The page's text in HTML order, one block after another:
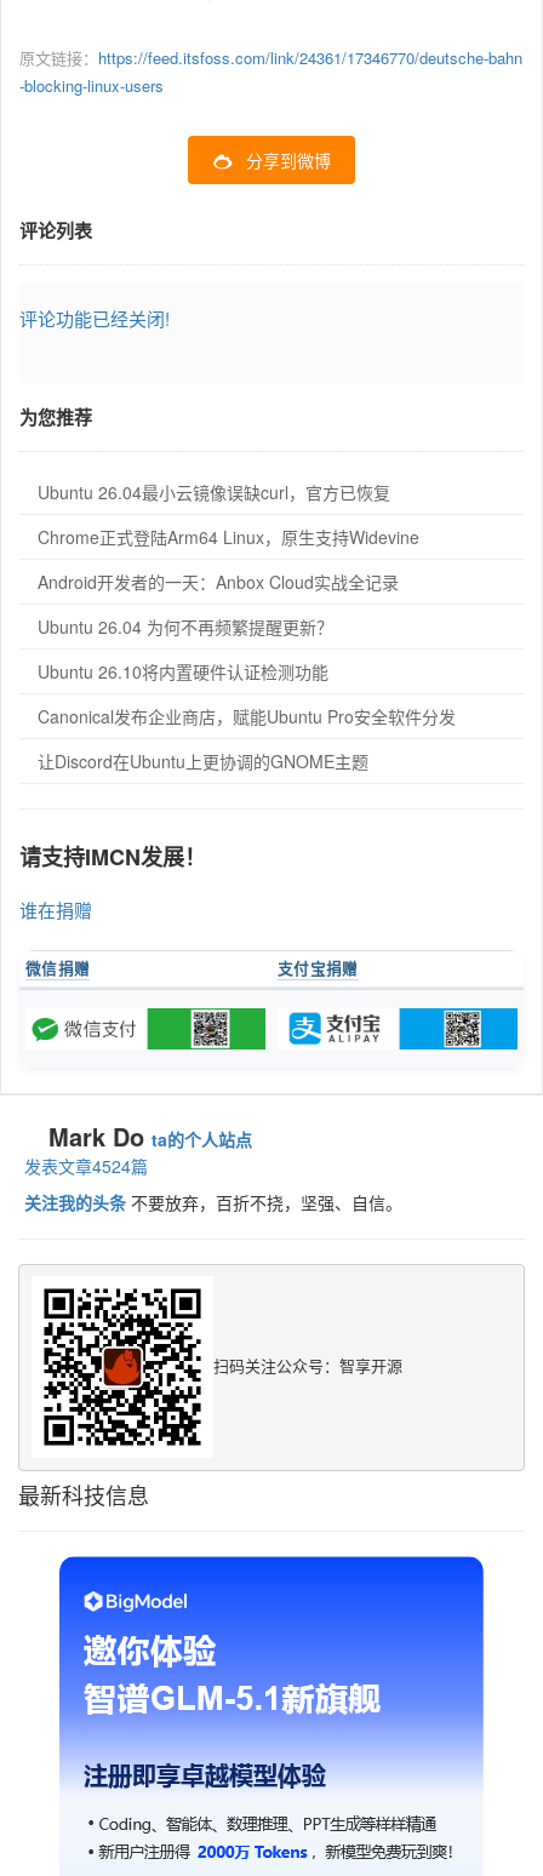
原文链接： https://feed.itsfoss.com/link/24361/17346770/deutsche-bahn
-blocking-linux-users
分享到微博
评论列表
评论功能已经关闭!
为您推荐
Ubuntu 26.04最小云镜像误缺curl，官方已恢复
Chrome正式登陆Arm64 Linux，原生支持Widevine
Android开发者的一天：Anbox Cloud实战全记录
Ubuntu 26.04 为何不再频繁提醒更新？
Ubuntu 26.10将内置硬件认证检测功能
Canonical发布企业商店，赋能Ubuntu Pro安全软件分发
让Discord在Ubuntu上更协调的GNOME主题
请支持IMCN发展！
谁在捐赠
微信捐赠 支付宝捐赠
Mark Do ta的个人站点
发表文章4524篇
关注我的头条 不要放弃，百折不挠，坚强、自信。
扫码关注公众号：智享开源
最新科技信息